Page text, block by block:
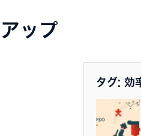
ップ
タグ: 効